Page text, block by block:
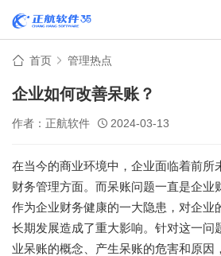
首页 管理热点
企业如何改善呆账？
作者：正航软件 2024-03-13
在当今的商业环境中，企业面临着前所
财务管理方面。而呆账问题一直是企业
作为企业财务健康的一大隐患，对企业
长期发展造成了重大影响。针对这一问
业呆账的概念、产生呆账的危害和原因